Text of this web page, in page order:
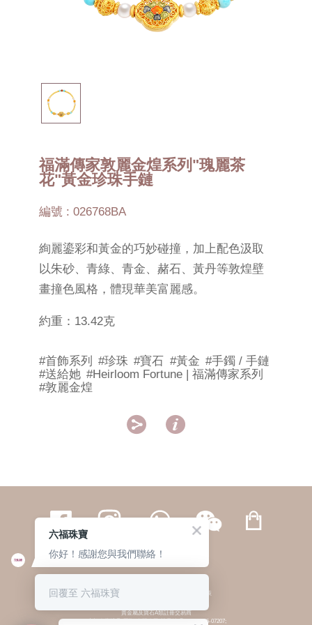
福滿傳家敦麗金煌系列"瑰麗茶
花"黃金珍珠手鏈
編號 : 026768BA
絢麗鎏彩和黃金的巧妙碰撞，加上配色汲取
以朱砂、青綠、青金、赭石、黃丹等敦煌壁
畫撞色風格，體現華美富麗感。
約重：13.42克
#首飾系列 #珍珠 #寶石 #黃金 #手鐲 / 手鏈
#送給她 #Heirloom Fortune | 福滿傳家系列
#敦麗金煌
 
繁體 | 簡体
© 六福集團 版權所有 不得轉載 私隱政策
貴金屬及寶石A類註冊交易商
(六福企業禮品(國際)有限公司-註冊號碼:A-B-24-05-07207;
六福珠寶
你好！感謝您與我們聯絡！
回覆至 六福珠寶